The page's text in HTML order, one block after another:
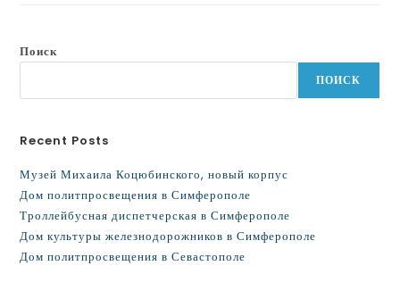
Поиск
ПОИСК
Recent Posts
Музей Михаила Коцюбинского, новый корпус
Дом политпросвещения в Симферополе
Троллейбусная диспетчерская в Симферополе
Дом культуры железнодорожников в Симферополе
Дом политпросвещения в Севастополе